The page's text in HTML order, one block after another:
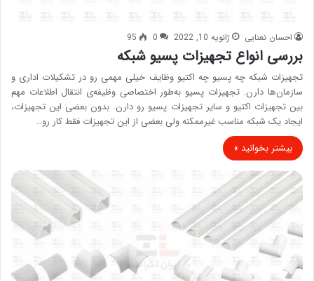
احسان نعنایی ژانویه 10, 2022 0
95
بررسی انواع تجهیزات پسیو شبکه
تجهیزات شبکه چه پسیو چه اکتیو وظایف خیلی مهمی رو در تشکیلات اداری و
سازمان‌ها دارن. تجهیزات پسیو به‌طور اختصاصی وظیفه‌ی انتقال اطلاعات مهم
بین تجهیزات اکتیو و سایر تجهیزات پسیو رو دارن. بدون بعضی این تجهیزات،
ایجاد یک شبکه مناسب غیرممکنه ولی بعضی از این تجهیزات فقط کار رو…
بیشتر بخوانید »